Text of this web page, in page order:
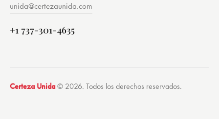
unida@certezaunida.com
+1 737-301-4635
Certeza Unida© 2026. Todos los derechos reservados.